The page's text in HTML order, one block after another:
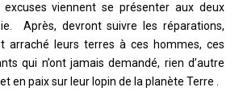
viennent se présenter aux deux
Après, devront suivre les réparations,
arraché leurs terres à ces hommes, ces
qui n’ont jamais demandé, rien d’autre
en paix sur leur lopin de la planète Terre .